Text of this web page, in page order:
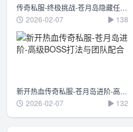
传奇私服-终极挑战-苍月岛隐藏任务与活动解析
2026-02-07
138
新开热血传奇私服-苍月岛进阶-高级BOSS打法与团队配合
2026-02-07
132